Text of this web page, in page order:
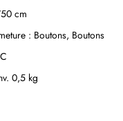
cm
: Boutons, Boutons
0,5 kg